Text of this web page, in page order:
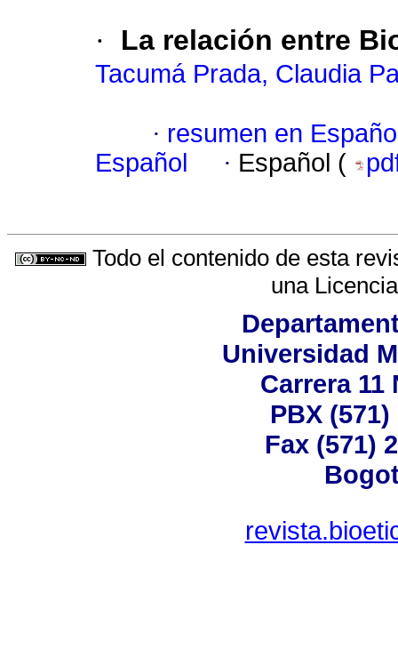
· La relación entre
Tacumá Prada, Claudia
· resumen en
Español
· Español (
Todo el contenido de esta
una
Universidad
Carrera 11
PBX
Fax (571)